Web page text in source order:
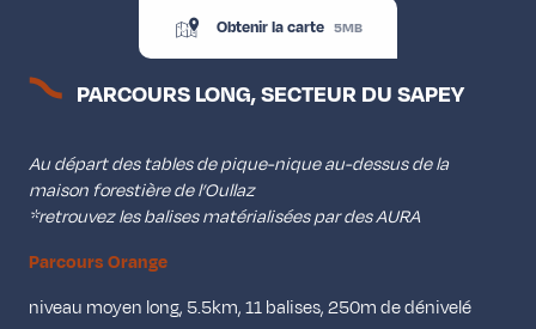
Obtenir la carte 5MB
PARCOURS LONG, SECTEUR DU SAPEY
Au départ des tables de pique-nique au-dessus de la
maison forestière de l’Oullaz
*retrouvez les balises matérialisées par des AURA
Parcours Orange
niveau moyen long, 5.5km, 11 balises, 250m de dénivelé